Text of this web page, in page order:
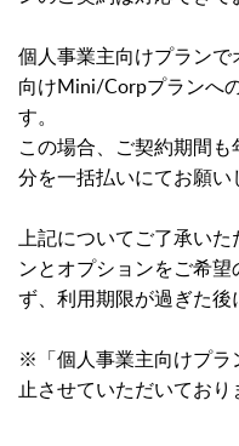
個人事業主向けプラン
向けMini/Corpプランへ
す。
この場合、ご契約期間
分を一括払いにてお願い
上記についてご了承い
ンとオプションをご希
ず、利用期限が過ぎた後
※「個人事業主向けプラ
止させていただいており